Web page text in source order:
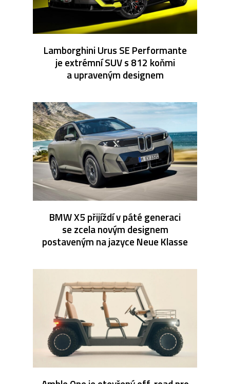
Lamborghini Urus SE Performante
je extrémní SUV s 812 koňmi
a upraveným designem
BMW X5 přijíždí v páté generaci
se zcela novým designem
postaveným na jazyce Neue Klasse